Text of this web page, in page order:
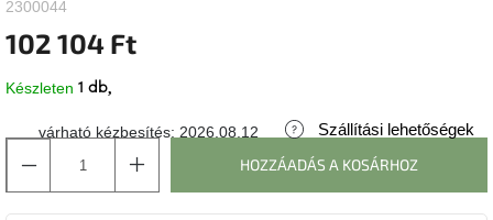
Richmond
gyűjtemény
line
Tenzo
2300044
102 104 Ft
Készleten
várható kézbesítés: 2026.08.12 Szállítási lehetőségek
1 db
HOZZÁADÁS A KOSÁRHOZ